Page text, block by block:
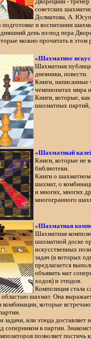
советских
Долматова, А.
подготовке и воспитании
день из-под пера
можно прочитать в этом
«Шахматное
Шахматная
дневники, повести.
Книги,
чемпионатах мира
Книги, которые,
шахматных партий,
«Шахматный
Книги, которые не
библиотеки.
Книги о шахматном
шахмат, о
и многих, многих
многогранного
«Шахматная
Шахматная
шахматной доске
искусственных
задач (в которых
предлагается
объявить мат
ходов) и этюдов.
Композиция стала
областью шахмат. Она
комбинации, которые
задачи, или этюда доставляет
соперником в партии.
позволяет постичь